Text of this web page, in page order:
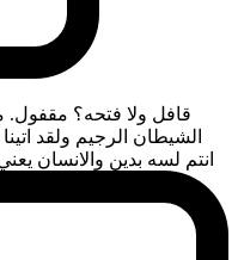
قافل ولا فتحه؟ مقفول.
الشيطان الرجيم ولقد
انتم لسه بدين والانسان